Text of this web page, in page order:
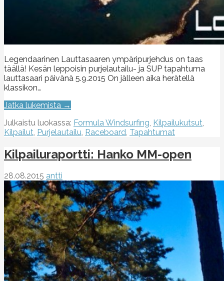
Legendaarinen Lauttasaaren ympäripurjehdus on taas
täällä! Kesän leppoisin purjelautailu- ja SUP tapahtuma
lauttasaari päivänä 5.9.2015 On jälleen aika herätellä
klassikon…
Jatka lukemista →
Julkaistu luokassa: Formula Windsurfing Kilpailukutsut
Kilpailut Purjelautailu Raceboard Tapahtumat
Kilpailuraportti: Hanko MM-open
28.08.2015 antti